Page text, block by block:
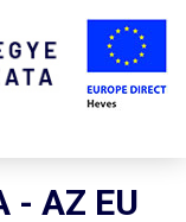
- AZ EU